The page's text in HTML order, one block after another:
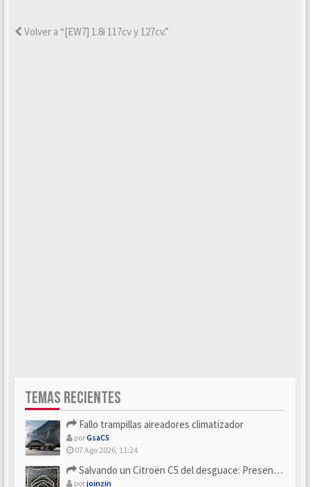
Volver a “[EW7] 1.8i 117cv y 127cv.”
TEMAS RECIENTES
Fallo trampillas aireadores climatizador
porGsaC5
07 Ago 2026, 11:24
Salvando un Citroën C5 del desguace: Presentación y seguimiento
porjoinzin